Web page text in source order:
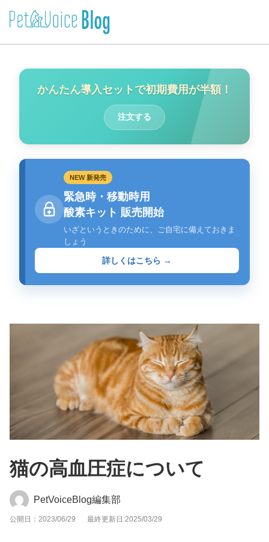
かんたん導入セットで初期費用が半額！
注文する
NEW 新発売
緊急時・移動時用
酸素キット 販売開始
いざというときのために、ご自宅に備えておきま
しょう
詳しくはこちら →
猫の高血圧症について
PetVoiceBlog編集部
公開日：2023/06/29 最終更新日:2025/03/29